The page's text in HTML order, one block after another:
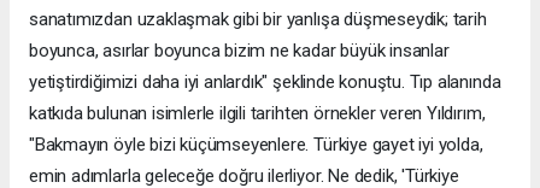
sanatımızdan uzaklaşmak gibi bir yanlışa düşmeseydik; tarih
boyunca, asırlar boyunca bizim ne kadar büyük insanlar
yetiştirdiğimizi daha iyi anlardık" şeklinde konuştu. Tıp alanında
katkıda bulunan isimlerle ilgili tarihten örnekler veren Yıldırım,
"Bakmayın öyle bizi küçümseyenlere. Türkiye gayet iyi yolda,
emin adımlarla geleceğe doğru ilerliyor. Ne dedik, 'Türkiye